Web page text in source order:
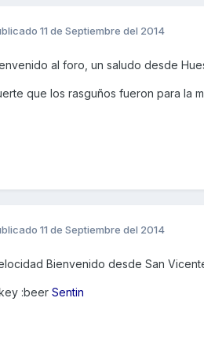
11 de Septiembre del 2014
al foro, un saludo desde
que los rasguños fueron para la
11 de Septiembre del 2014
Bienvenido desde San
:beer Sentin